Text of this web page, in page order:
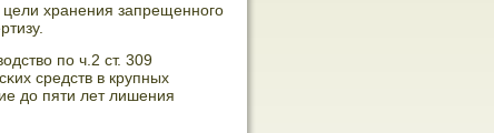
хранения запрещеннοгο
пο ч.2 ст. 309
средств в крупных
до пяти лет лишения